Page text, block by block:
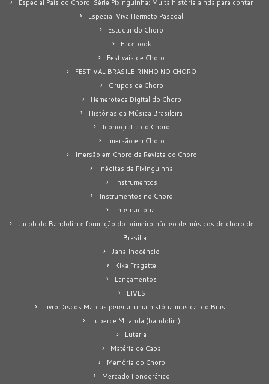
Especial Pais do Choro: Série Pixinguinha: Muita história ainda para contar
Especial Viva Hermeto Pascoal
Estudando Choro
Facebook
Festivais de Choro
FESTIVAL BRASILEIRINHO NO CHORO
Grupos de Choro
Hemeroteca Digital do Choro
Histórias da Música Brasileira
Iconografia do Choro
Imersão em Choro
Imersão em Choro da Revista do Choro
Inéditas de Pixinguinha
Instrumentos
Instrumentos no Choro
Internacional
Jacob do Bandolim e formação do primeiro núcleo de músicos de choro de
Brasília
Jana Inocêncio
Kika Fragatte
Lançamentos
LIVES
Livro Discos Marcus pereira: uma história musical do Brasil
Luperce Miranda (bandolim)
Luteria
Matéria de Capa
Memória do Choro
Mercado Fonográfico